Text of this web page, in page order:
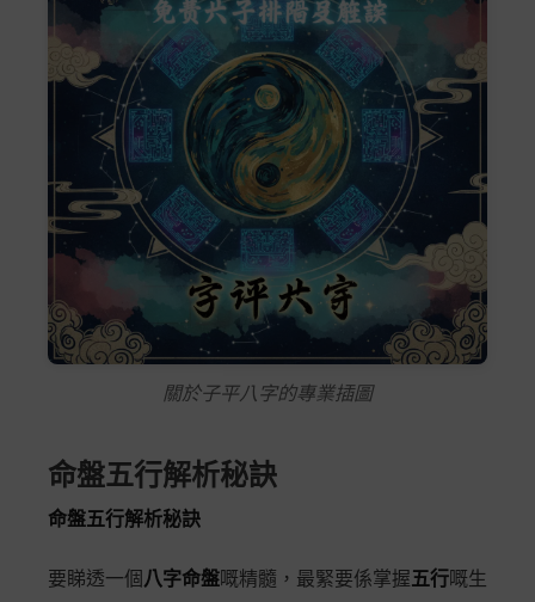
關於子平八字的專業插圖
命盤五行解析秘訣
命盤五行解析秘訣
要睇透一個 八字命盤嘅精髓，最緊要係掌握五行嘅生